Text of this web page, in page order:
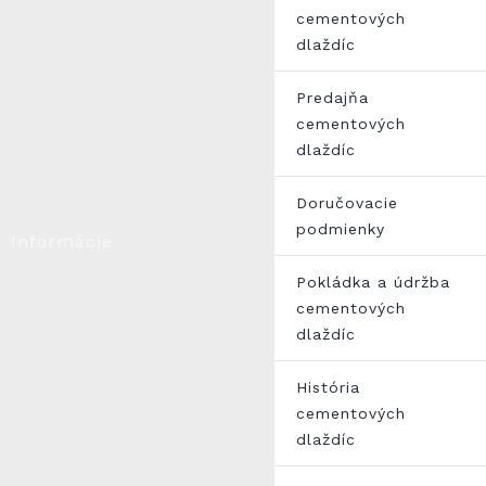
cementových
dlaždíc
Predajňa
cementových
dlaždíc
Doručovacie
podmienky
Pokládka a údržba
cementových
dlaždíc
História
cementových
dlaždíc